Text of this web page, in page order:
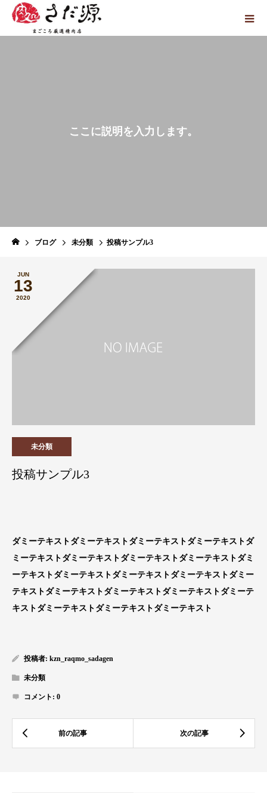
こ こ に説明 を 入 力 し ま す。
ブログ 未分類 投稿サンプル3
JUN
13
2020
未分類
投稿サンプル3
ダミーテキストダミーテキストダミーテキストダミーテキストダ
ミーテキストダミーテキストダミーテキストダミーテキストダミ
ーテキストダミーテキストダミーテキストダミーテキストダミー
テキストダミーテキストダミーテキストダミーテキストダミーテ
キストダミーテキストダミーテキストダミーテキスト
投稿者: kzn_raqmo_sadagen
未分類
コメント: 0